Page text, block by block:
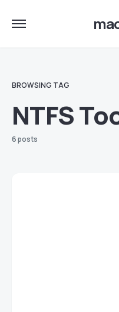
BROWSING TAG
NTFS
6 posts